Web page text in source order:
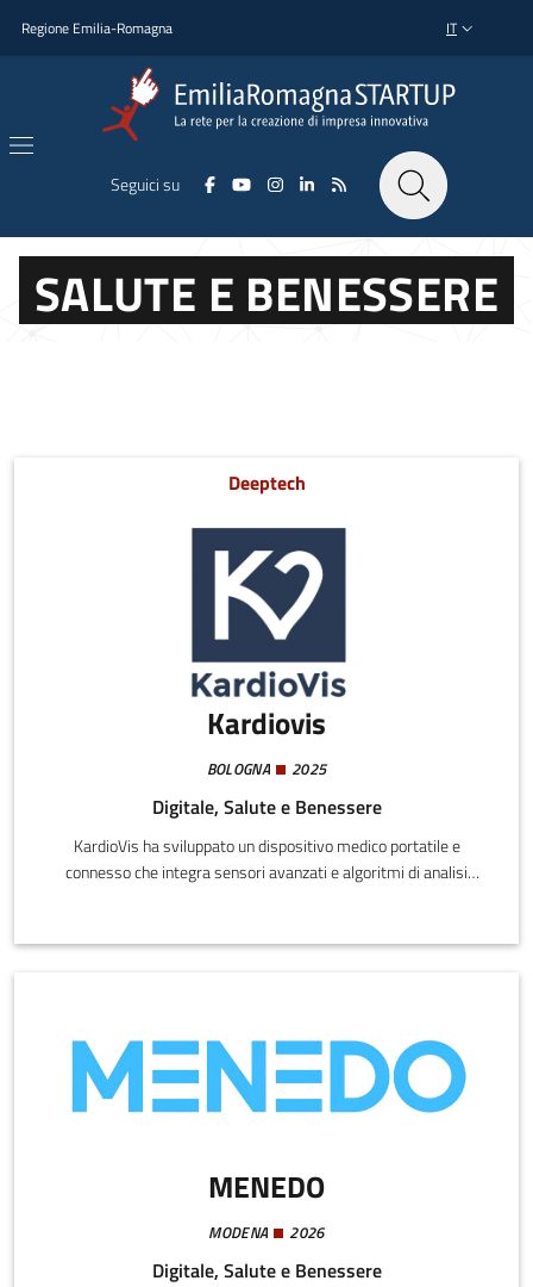
Regione Emilia-Romagna SELETTORE
IT
Seguici su
SALUTE E BENESSERE
Deeptech
Kardiovis
BOLOGNA 2025
Digitale, Salute e Benessere
KardioVis ha sviluppato un dispositivo medico portatile e
connesso che integra sensori avanzati e algoritmi di analisi
potenzialmente fino a quattro settimane prima della comparsa
MENEDO
MODENA 2026
Digitale, Salute e Benessere